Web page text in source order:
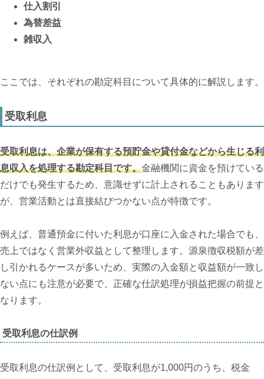
仕入割引
為替差益
雑収入
ここでは、それぞれの勘定科目について具体的に解説します。
受取利息
受取利息は、企業が保有する預貯金や貸付金などから生じる利
息収入を処理する勘定科目です。金融機関に資金を預けている
だけでも発生するため、意識せずに計上されることもあります
が、営業活動とは直接結びつかない点が特徴です。
例えば、普通預金に付いた利息が口座に入金された場合でも、
売上ではなく営業外収益として整理します。源泉徴収税額が差
し引かれるケースが多いため、実際の入金額と収益額が一致し
ない点にも注意が必要で、正確な仕訳処理が損益把握の前提と
なります。
受取利息の仕訳例
受取利息の仕訳例として、受取利息が1,000円のうち、税金